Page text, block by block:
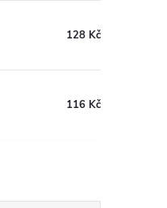
128 Kč
116 Kč